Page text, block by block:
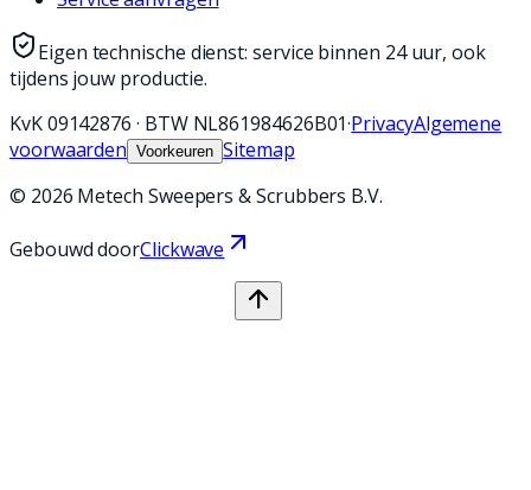
Eigen technische dienst: service binnen 24 uur, ook
tijdens jouw productie.
KvK09142876 · BTW NL861984626B01·PrivacyAlgemene
voorwaarden Voorkeuren Sitemap
© 2026 Metech Sweepers & Scrubbers B.V.
Gebouwd doorClickwave